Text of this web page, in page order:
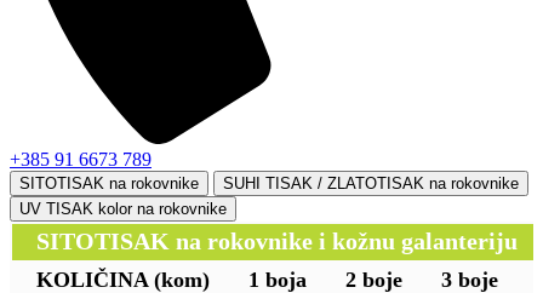
+385 91 6673 789
SITOTISAK na rokovnike
SUHI TISAK / ZLATOTISAK na rokovnike
UV TISAK kolor na rokovnike
SITOTISAK na rokovnike i kožnu galanteriju
KOLIČINA (kom) 1 boja 2 boje 3 boje